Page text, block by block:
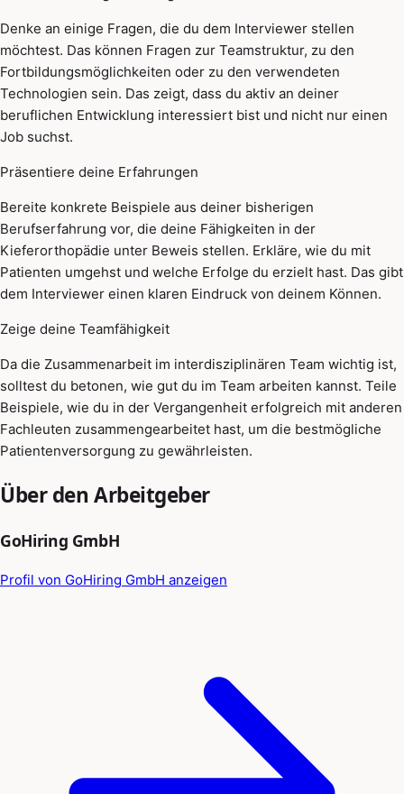
Denke an einige Fragen, die du dem Interviewer stellen
möchtest. Das können Fragen zur Teamstruktur, zu den
Fortbildungsmöglichkeiten oder zu den verwendeten
Technologien sein. Das zeigt, dass du aktiv an deiner
beruflichen Entwicklung interessiert bist und nicht nur einen
Job suchst.
Präsentiere deine Erfahrungen
Bereite konkrete Beispiele aus deiner bisherigen
Berufserfahrung vor, die deine Fähigkeiten in der
Kieferorthopädie unter Beweis stellen. Erkläre, wie du mit
Patienten umgehst und welche Erfolge du erzielt hast. Das gibt
dem Interviewer einen klaren Eindruck von deinem Können.
Zeige deine Teamfähigkeit
Da die Zusammenarbeit im interdisziplinären Team wichtig ist,
solltest du betonen, wie gut du im Team arbeiten kannst. Teile
Beispiele, wie du in der Vergangenheit erfolgreich mit anderen
Fachleuten zusammengearbeitet hast, um die bestmögliche
Patientenversorgung zu gewährleisten.
Über den Arbeitgeber
GoHiring GmbH
Profil von GoHiring GmbH anzeigen